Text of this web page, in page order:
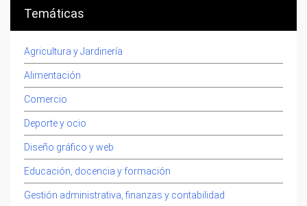
Temáticas
Agricultura y Jardinería
Alimentación
Comercio
Deporte y ocio
Diseño gráfico y web
Educación, docencia y formación
Gestión administrativa, finanzas y contabilidad